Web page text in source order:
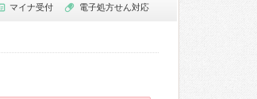
マイナ受付 電子処方せん対応